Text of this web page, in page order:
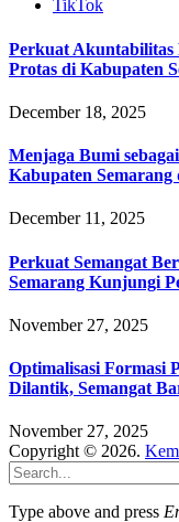
TikTok
Perkuat Akuntabilitas
Protas di Kabupaten
December 18, 2025
Menjaga Bumi
Kabupaten
December 11, 2025
Perkuat Semangat
Semarang Kunjungi
November 27, 2025
Optimalisasi Formasi
Dilantik, Semangat
November 27, 2025
Copyright © 2026.
Type above and press